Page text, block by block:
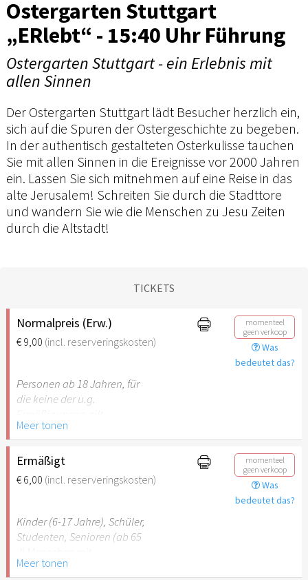
Ostergarten Stuttgart
„ERlebt“ - 15:40 Uhr Führung
Ostergarten Stuttgart - ein Erlebnis mit
allen Sinnen
Der Ostergarten Stuttgart lädt Besucher herzlich ein,
sich auf die Spuren der Ostergeschichte zu begeben.
In der authentisch gestalteten Osterkulisse tauchen
Sie mit allen Sinnen in die Ereignisse vor 2000 Jahren
ein. Lassen Sie sich mitnehmen auf eine Reise in das
alte Jerusalem! Schreiten Sie durch die Stadttore
und wandern Sie wie die Menschen zu Jesu Zeiten
durch die Altstadt!
TICKETS
Normalpreis (Erw.)
€ 9,00 (incl. reserveringskosten)
momenteel
geen verkoop
Was
bedeutet das?
Personen ab 18 Jahren, für
die keine der u.g.
Meer tonen
Ermäßigt
€ 6,00 (incl. reserveringskosten)
momenteel
geen verkoop
Was
bedeutet das?
Kinder (6-17 Jahre), Schüler,
Studenten, Senioren (ab 65
Behinderung (ab 50%),
Meer tonen